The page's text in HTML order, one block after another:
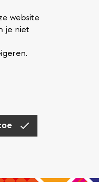
website
je niet